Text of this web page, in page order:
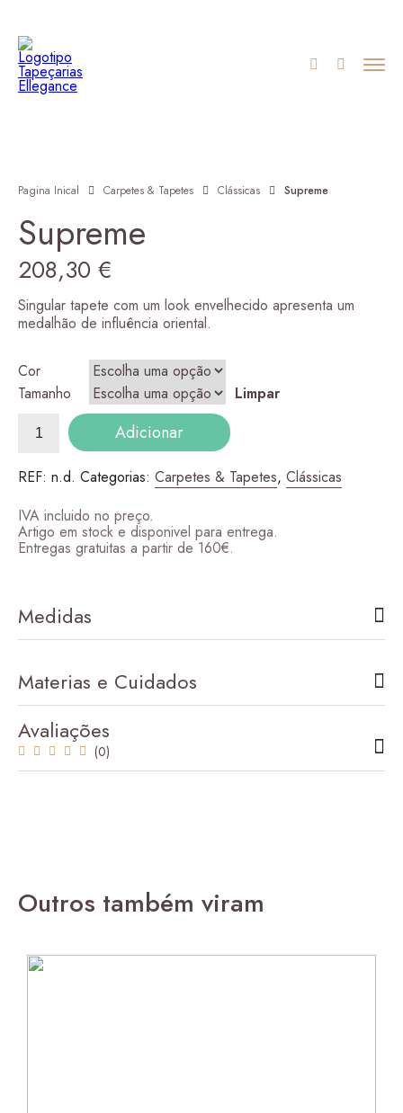
Pagina Inical Carpetes & Tapetes Clássicas Supreme
Supreme
208,30 €
Singular tapete com um look envelhecido apresenta um
medalhão de influência oriental.
Cor
Tamanho
Limpar
Quantidade
Supreme
Adicionar
REF: n.d. Categorias: Carpetes & Tapetes, Clássicas
IVA incluido no preço.
Artigo em stock e disponivel para entrega.
Entregas gratuitas a partir de 160€.
Medidas
Materias e Cuidados
Avaliações
(0)
Outros também viram